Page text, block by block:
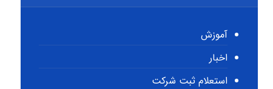
آموزش
اخبار
استعلام ثبت شرکت